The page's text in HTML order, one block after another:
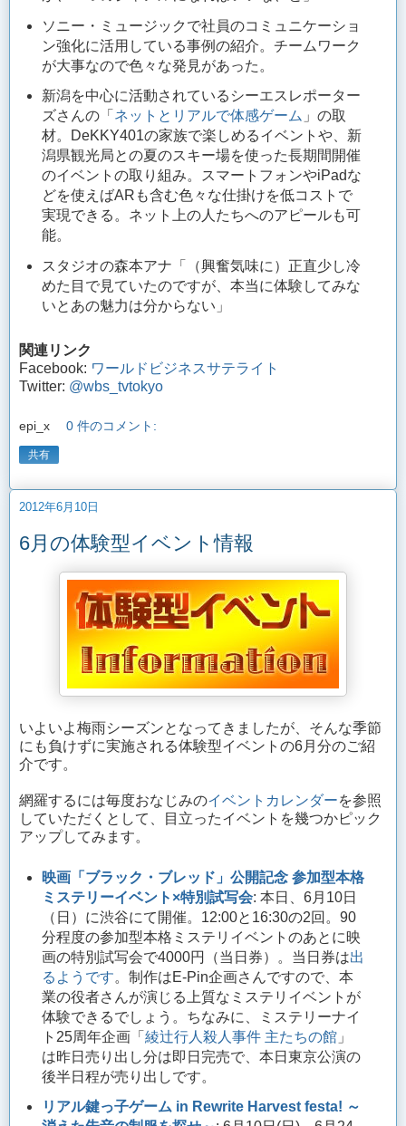
ソニー・ミュージックで社員のコミュニケーショ
ン強化に活用している事例の紹介。チームワーク
が大事なので色々な発見があった。
新潟を中心に活動されているシーエスレポーター
ズさんの「 ネットとリアルで体感ゲーム 」の取
材。DeKKY401の家族で楽しめるイベントや、新
潟県観光局との夏のスキー場を使った長期間開催
のイベントの取り組み。スマートフォンやiPadな
どを使えばARも含む色々な仕掛けを低コストで
実現できる。ネット上の人たちへのアピールも可
能。
スタジオの森本アナ「（興奮気味に）正直少し冷
めた目で見ていたのですが、本当に体験してみな
いとあの魅力は分からない」
関連リンク
Facebook: ワールドビジネスサテライト
Twitter: @wbs_tvtokyo
epi_x 0 件のコメント:
共有
2012年6月10日
6月の体験型イベント情報
いよいよ梅雨シーズンとなってきましたが、そんな季節
にも負けずに実施される体験型イベントの6月分のご紹
介です。
網羅するには毎度おなじみのイベントカレンダーを参照
していただくとして、目立ったイベントを幾つかピック
アップしてみます。
映画「ブラック・ブレッド」公開記念 参加型本格
ミステリーイベント×特別試写会: 本日、6月10日
（日）に渋谷にて開催。12:00と16:30の2回。90
分程度の参加型本格ミステリイベントのあとに映
画の特別試写会で4000円（当日券）。当日券は出
るようです。制作はE-Pin企画さんですので、本
業の役者さんが演じる上質なミステリイベントが
体験できるでしょう。ちなみに、ミステリーナイ
ト25周年企画「 綾辻行人殺人事件 主たちの館」
は昨日売り出し分は即日完売で、本日東京公演の
後半日程が売り出しです。
リアル鍵っ子ゲーム in Rewrite Harvest festa! ～